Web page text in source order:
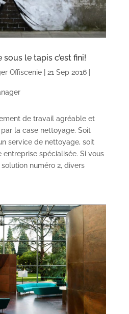
le tapis c’est fini!
Offiscenie| 21 Sep 2016|
de travail agréable et
la case nettoyage. Soit
service de nettoyage, soit
spécialisée. Si vous
numéro 2, divers